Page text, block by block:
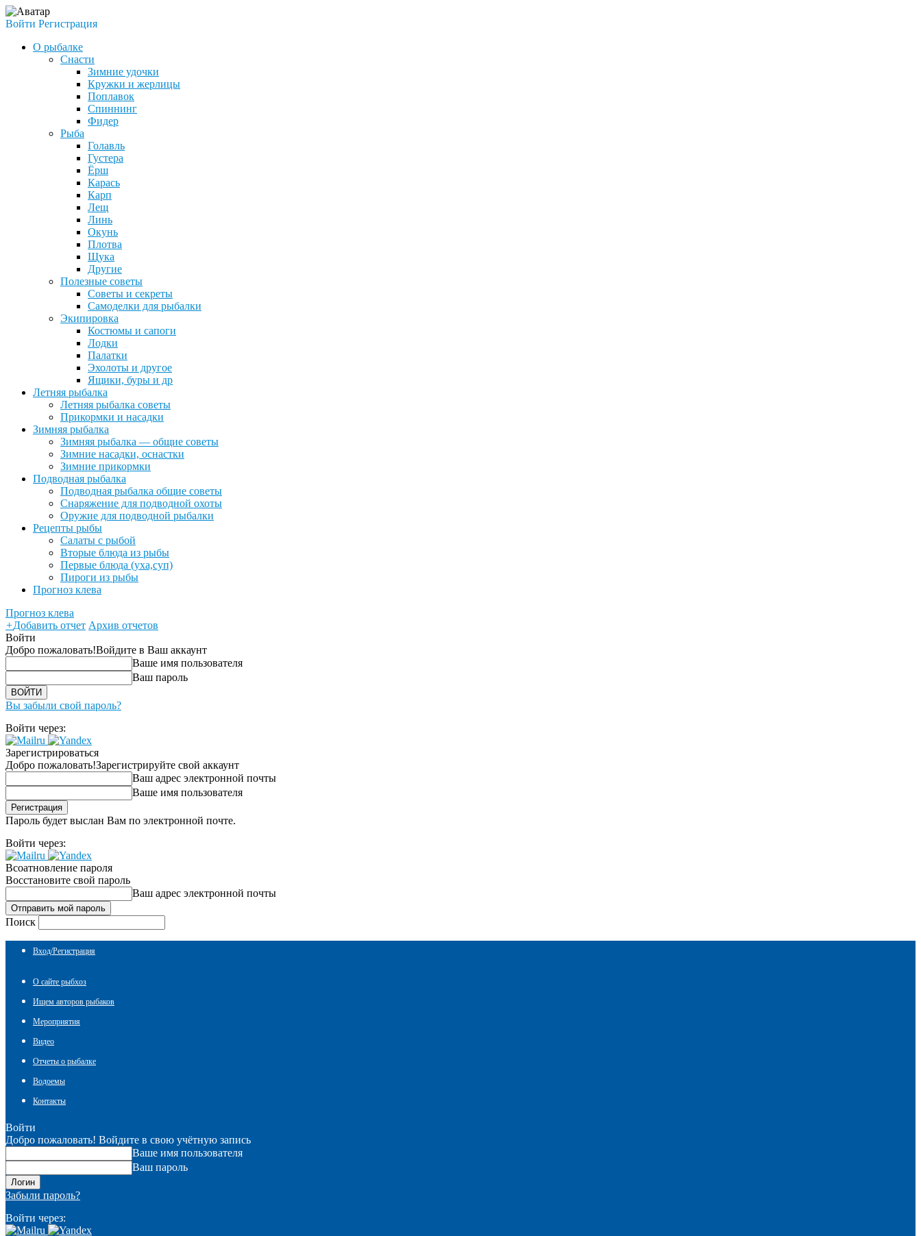
Войти Регистрация
О рыбалке
Снасти
Зимние удочки
Кружки и жерлицы
Поплавок
Спиннинг
Фидер
Рыба
Голавль
Густера
Ёрш
Карась
Карп
Лещ
Линь
Окунь
Плотва
Щука
Другие
Полезные советы
Советы и секреты
Самоделки для рыбалки
Экипировка
Костюмы и сапоги
Лодки
Палатки
Эхолоты и другое
Ящики, буры и др
Летняя рыбалка
Летняя рыбалка советы
Прикормки и насадки
Зимняя рыбалка
Зимняя рыбалка — общие советы
Зимние насадки, оснастки
Зимние прикормки
Подводная рыбалка
Подводная рыбалка общие советы
Снаряжение для подводной охоты
Оружие для подводной рыбалки
Рецепты рыбы
Салаты с рыбой
Вторые блюда из рыбы
Первые блюда (уха,суп)
Пироги из рыбы
Прогноз клева
Прогноз клева
+Добавить отчет Архив отчетов
Войти
Добро пожаловать!Войдите в Ваш аккаунт
Ваше имя пользователя
Ваш пароль
Вы забыли свой пароль?
Войти через:
Зарегистрироваться
Добро пожаловать!Зарегистрируйте свой аккаунт
Ваш адрес электронной почты
Ваше имя пользователя
Пароль будет выслан Вам по электронной почте.
Войти через:
Всоатновление пароля
Восстановите свой пароль
Ваш адрес электронной почты
Поиск
Вход/Регистрация
О сайте рыбхоз
Ищем авторов рыбаков
Мероприятия
Видео
Отчеты о рыбалке
Водоемы
Контакты
Войти
Добро пожаловать! Войдите в свою учётную запись
Ваше имя пользователя
Ваш пароль
Забыли пароль?
Войти через: